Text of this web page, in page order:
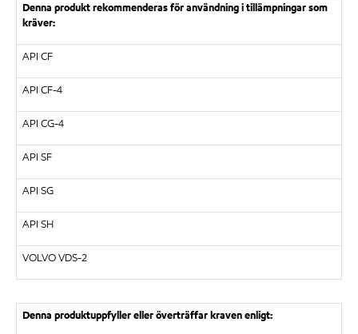
Denna produkt rekommenderas för användning i tillämpningar som
kräver:
API CF
API CF-4
API CG-4
API SF
API SG
API SH
VOLVO VDS-2
Denna produktuppfyller eller överträffar kraven enligt: